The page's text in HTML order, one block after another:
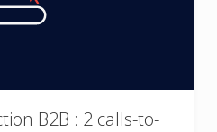
B2B : 2 calls-to-